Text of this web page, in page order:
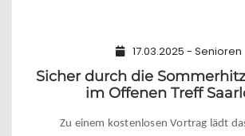
17.03.2025 - Senioren
Sicher durch die
im Offenen Treff
Zu einem kostenlosen Vortrag lädt